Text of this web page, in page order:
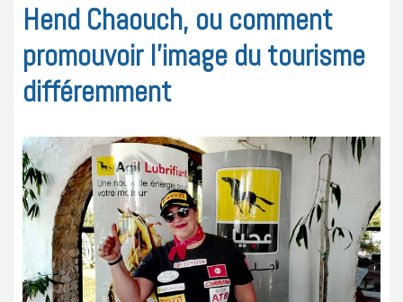
Hend Chaouch, ou comment
promouvoir l’image du tourisme
différemment